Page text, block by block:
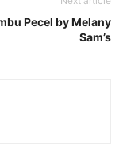
Pecel by Melany
Sam’s